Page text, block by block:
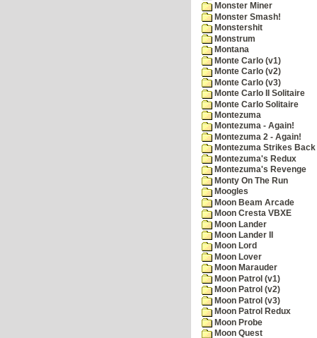
Monster Miner
Monster Smash!
Monstershit
Monstrum
Montana
Monte Carlo (v1)
Monte Carlo (v2)
Monte Carlo (v3)
Monte Carlo II Solitaire
Monte Carlo Solitaire
Montezuma
Montezuma - Again!
Montezuma 2 - Again!
Montezuma Strikes Back
Montezuma's Redux
Montezuma's Revenge
Monty On The Run
Moogles
Moon Beam Arcade
Moon Cresta VBXE
Moon Lander
Moon Lander II
Moon Lord
Moon Lover
Moon Marauder
Moon Patrol (v1)
Moon Patrol (v2)
Moon Patrol (v3)
Moon Patrol Redux
Moon Probe
Moon Quest